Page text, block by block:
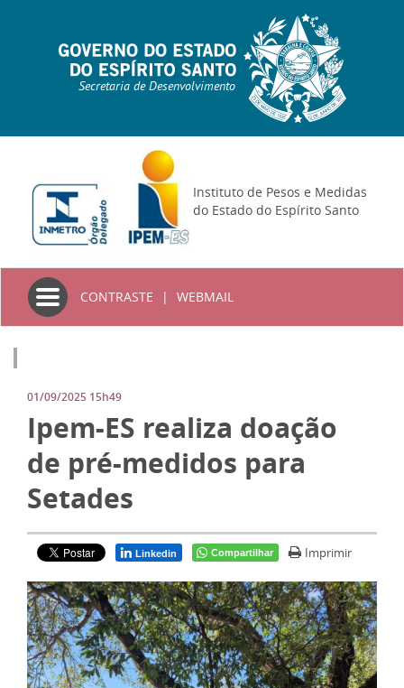
Secretaria de Desenvolvimento
Instituto de Pesos e Medidas
do Estado do Espírito Santo
Toggle
navigation
CONTRASTE | WEBMAIL
01/09/2025 15h49
Ipem-ES realiza doação
de pré-medidos para
Setades
Linkedin Compartilhar Imprimir